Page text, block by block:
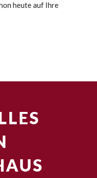
heute auf Ihre